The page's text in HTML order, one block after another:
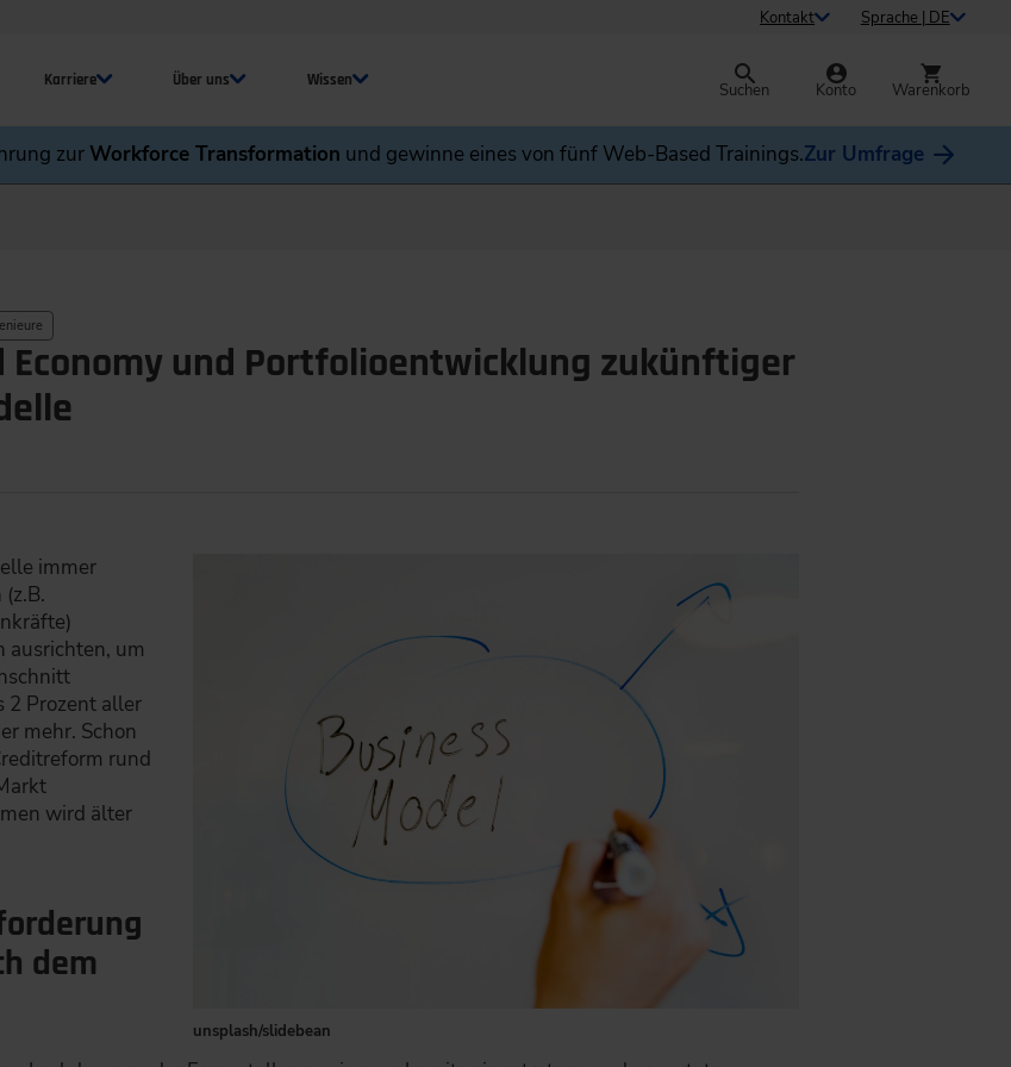
Kontakt Sprache | DE
Karriere Über uns Wissen Suchen Konto Warenkorb
zurWorkforce Transformation und gewinne eines von fünf Web-Based Trainings.Zur Umfrage
Economy und Portfolioentwicklung zukünftiger
unsplash/slidebean
immer
ausrichten, um
2 Prozent aller
mehr. Schon
rund
wird älter
dem